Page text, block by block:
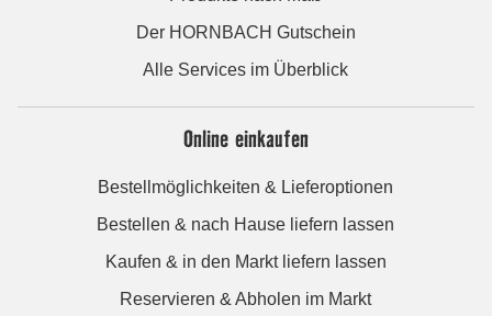
Der HORNBACH Gutschein
Alle Services im Überblick
Online einkaufen
Bestellmöglichkeiten & Lieferoptionen
Bestellen & nach Hause liefern lassen
Kaufen & in den Markt liefern lassen
Reservieren & Abholen im Markt